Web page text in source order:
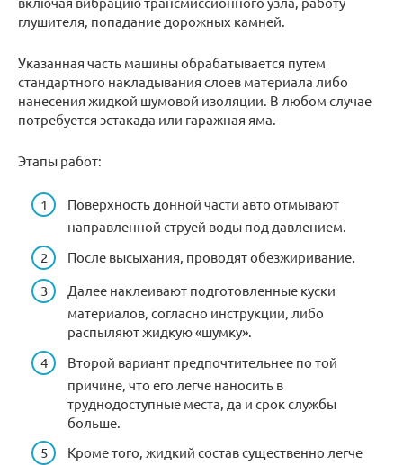
глушителя, попадание дорожных камней.
Указанная часть машины обрабатывается путем
стандартного накладывания слоев материала либо
нанесения жидкой шумовой изоляции. В любом случае
потребуется эстакада или гаражная яма.
Этапы работ:
Поверхность донной части авто отмывают
направленной струей воды под давлением.
После высыхания, проводят обезжиривание.
Далее наклеивают подготовленные куски
материалов, согласно инструкции, либо
распыляют жидкую «шумку».
Второй вариант предпочтительнее по той
причине, что его легче наносить в
труднодоступные места, да и срок службы
больше.
Кроме того, жидкий состав существенно легче